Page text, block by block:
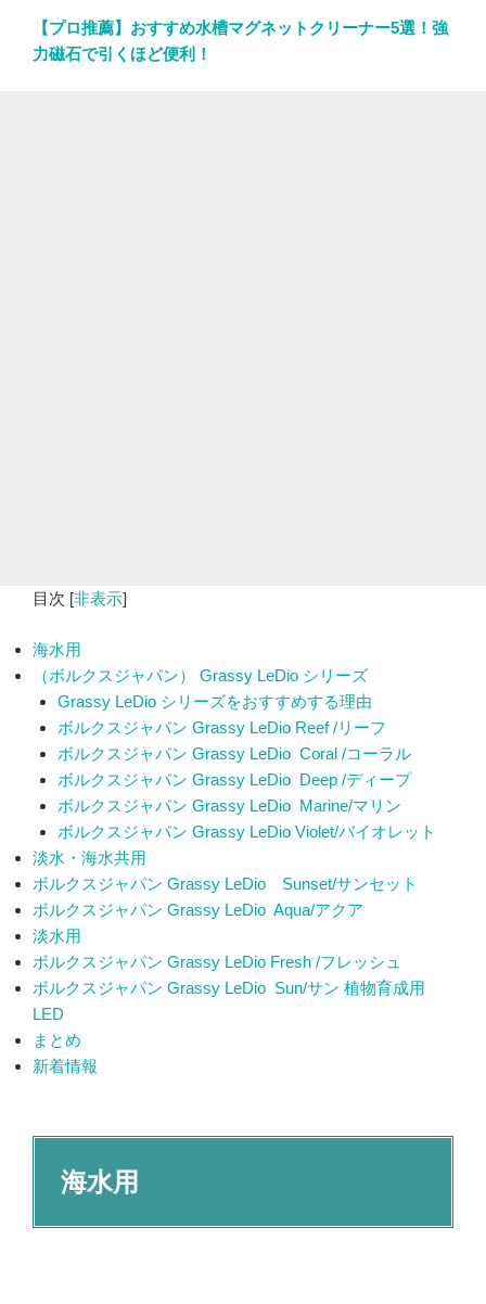
【プロ推薦】おすすめ水槽マグネットクリーナー5選！強
力磁石で引くほど便利！
目次 [非表示]
海水用
（ボルクスジャパン） Grassy LeDio シリーズ
Grassy LeDio シリーズをおすすめする理由
ボルクスジャパン Grassy LeDio Reef /リーフ
ボルクスジャパン Grassy LeDio Coral /コーラル
ボルクスジャパン Grassy LeDio Deep /ディープ
ボルクスジャパン Grassy LeDio Marine/マリン
ボルクスジャパン Grassy LeDio Violet/バイオレット
淡水・海水共用
ボルクスジャパン Grassy LeDio Sunset/サンセット
ボルクスジャパン Grassy LeDio Aqua/アクア
淡水用
ボルクスジャパン Grassy LeDio Fresh /フレッシュ
ボルクスジャパン Grassy LeDio Sun/サン 植物育成用
LED
まとめ
新着情報
海水用